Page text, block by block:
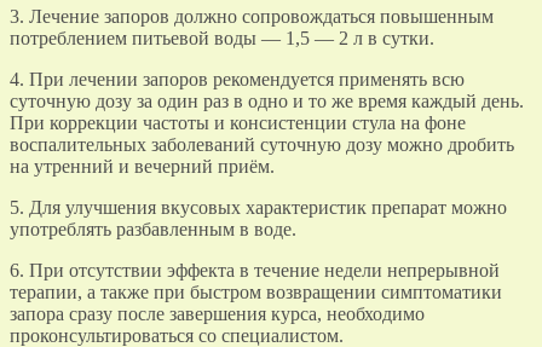
3. Лечение запоров должно сопровождаться повышенным
потреблением питьевой воды — 1,5 — 2 л в сутки.
4. При лечении запоров рекомендуется применять всю
суточную дозу за один раз в одно и то же время каждый день.
При коррекции частоты и консистенции стула на фоне
воспалительных заболеваний суточную дозу можно дробить
на утренний и вечерний приём.
5. Для улучшения вкусовых характеристик препарат можно
употреблять разбавленным в воде.
6. При отсутствии эффекта в течение недели непрерывной
терапии, а также при быстром возвращении симптоматики
запора сразу после завершения курса, необходимо
проконсультироваться со специалистом.